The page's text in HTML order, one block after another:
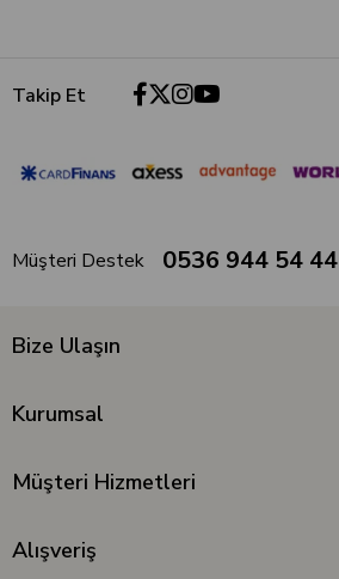
Takip Et
Müşteri Destek 0536 944 54 44
Bize Ulaşın
Kurumsal
Müşteri Hizmetleri
Alışveriş